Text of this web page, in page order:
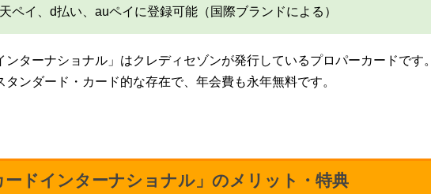
ペイ、d払い、auペイに登録可能（国際ブランドによる）
ンターナショナル」はクレディセゾンが発行しているプロパーカードです。
タンダード・カード的な存在で、年会費も永年無料です。
ードインターナショナル」のメリット・特典